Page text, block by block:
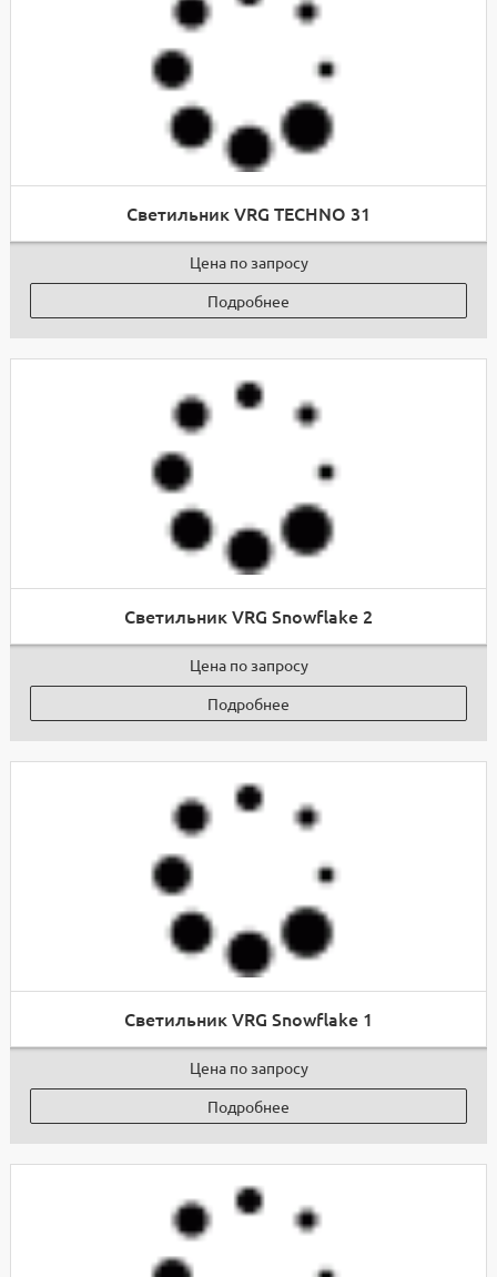
Светильник VRG TECHNO 31
Цена по запросу
Подробнее
Светильник VRG Snowflake 2
Цена по запросу
Подробнее
Светильник VRG Snowflake 1
Цена по запросу
Подробнее